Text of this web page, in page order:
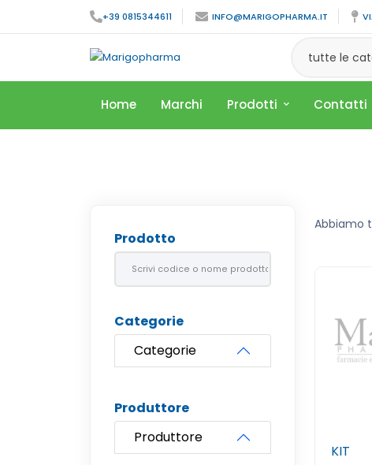
+39 0815344611 INFO@MARIGOPHARMA.IT
tutte le
Home Marchi Prodotti Contatti
Prodotto
Categorie
Categorie
Produttore
Produttore
Abbiamo
KIT